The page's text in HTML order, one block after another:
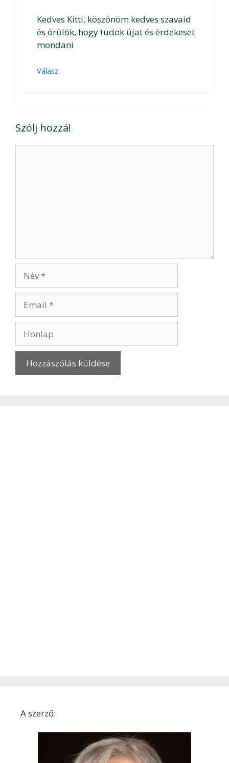
Kedves Kitti, köszönöm kedves szavaid
és örülök, hogy tudok újat és érdekeset
mondani
Válasz
Szólj hozzá!
A szerző: